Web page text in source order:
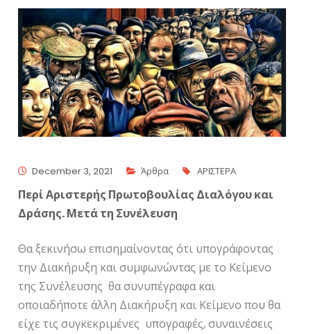
December 3, 2021 Άρθρα ΑΡΙΣΤΕΡΑ
Περί Αριστερής Πρωτοβουλίας Διαλόγου και
Δράσης. Μετά τη Συνέλευση
Θα ξεκινήσω επισημαίνοντας ότι υπογράφοντας
την Διακήρυξη και συμφωνώντας με το Κείμενο
της Συνέλευσης θα συνυπέγραφα και
οποιαδήποτε άλλη Διακήρυξη και Κείμενο που θα
είχε τις συγκεκριμένες υπογραφές, συναινέσεις